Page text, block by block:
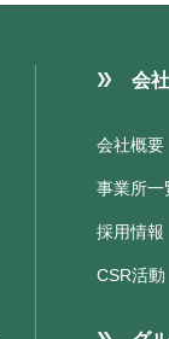
会
会社概要
事業所一
採用情報
CSR活動